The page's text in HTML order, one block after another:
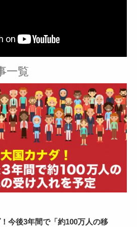
一覧
今後3年間で「約100万人の移